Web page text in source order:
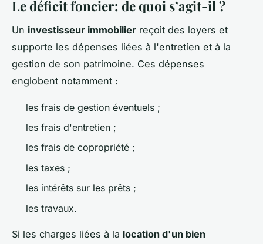
Le déficit foncier : de quoi s’agit-il ?
Un investisseur immobilier reçoit des loyers et
supporte les dépenses liées à l'entretien et à la
gestion de son patrimoine. Ces dépenses
englobent notamment :
les frais de gestion éventuels ;
les frais d'entretien ;
les frais de copropriété ;
les taxes ;
les intérêts sur les prêts ;
les travaux.
Si les charges liées à la location d'un bien